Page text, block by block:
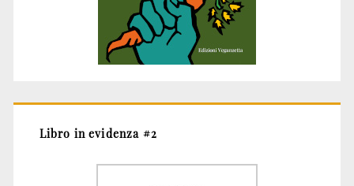
Libro in evidenza #2